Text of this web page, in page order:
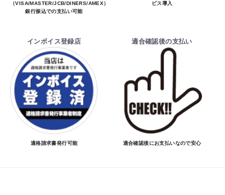
（VISA/MASTER/JCB/DINERS/AMEX）、
銀行振込での支払い可能
ビス導入
インボイス登録店
適格請求書発行可能
適合確認後の支払い
適合確認後にお支払いなので安心